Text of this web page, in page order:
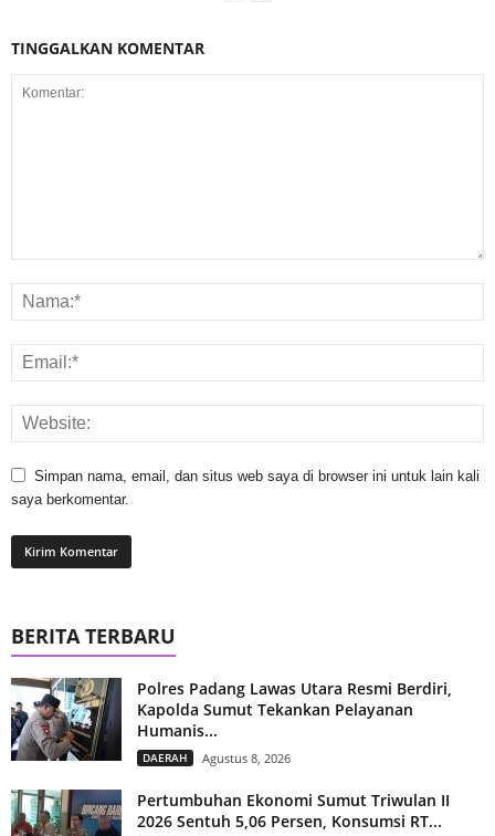
TINGGALKAN KOMENTAR
Simpan nama, email, dan situs web saya di browser ini untuk lain kali
saya berkomentar.
BERITA TERBARU
Polres Padang Lawas Utara Resmi Berdiri,
Kapolda Sumut Tekankan Pelayanan
Humanis...
DAERAH Agustus 8, 2026
Pertumbuhan Ekonomi Sumut Triwulan II
2026 Sentuh 5,06 Persen, Konsumsi RT...